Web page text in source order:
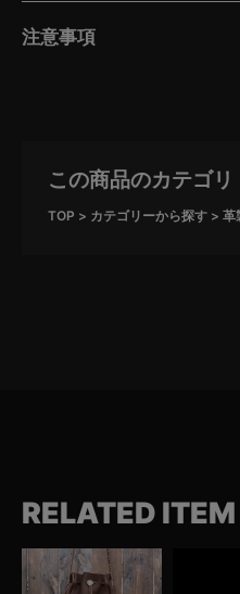
注意事項
この商品のカテゴリ
TOP カテゴリーから探す 革
RELATED ITEM